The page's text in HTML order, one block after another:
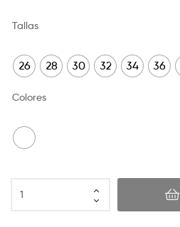
Tallas
26 28 30 32 34 36
Colores